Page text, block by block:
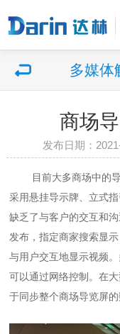
多媒体
商场
发布日期：
目前大多商场中的
采用悬挂导示牌、立式
缺乏了与客户的交互和
发布，指定商家搜索显
与用户交互地显示视频
可以通过网络控制。在
于同步整个商场导览屏的